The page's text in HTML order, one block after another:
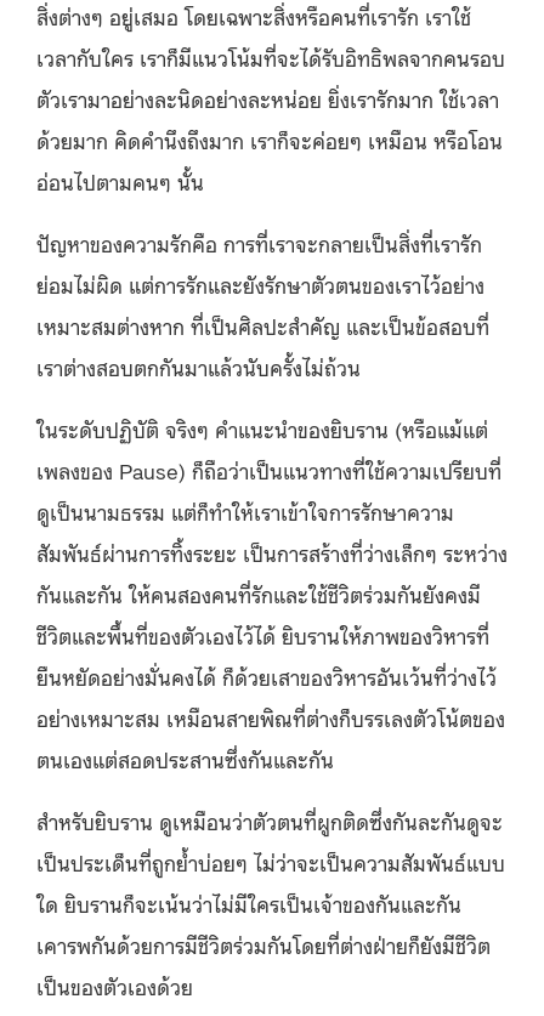
สิ่งต่างๆ อยู่เสมอ โดยเฉพาะสิ่งหรือคนที่เรารัก เราใช้
เวลากับใคร เราก็มีแนวโน้มที่จะได้รับอิทธิพลจากคนรอบ
ตัวเรามาอย่างละนิดอย่างละหน่อย ยิ่งเรารักมาก ใช้เวลา
ด้วยมาก คิดคำนึงถึงมาก เราก็จะค่อยๆ เหมือน หรือโอน
อ่อนไปตามคนๆ นั้น
ปัญหาของความรักคือ การที่เราจะกลายเป็นสิ่งที่เรารัก
ย่อมไม่ผิด แต่การรักและยังรักษาตัวตนของเราไว้อย่าง
เหมาะสมต่างหาก ที่เป็นศิลปะสำคัญ และเป็นข้อสอบที่
เราต่างสอบตกกันมาแล้วนับครั้งไม่ถ้วน
ในระดับปฏิบัติ จริงๆ คำแนะนำของยิบราน (หรือแม้แต่
เพลงของ Pause) ก็ถือว่าเป็นแนวทางที่ใช้ความเปรียบที่
ดูเป็นนามธรรม แต่ก็ทำให้เราเข้าใจการรักษาความ
สัมพันธ์ผ่านการทิ้งระยะ เป็นการสร้างที่ว่างเล็กๆ ระหว่าง
กันและกัน ให้คนสองคนที่รักและใช้ชีวิตร่วมกันยังคงมี
ชีวิตและพื้นที่ของตัวเองไว้ได้ ยิบรานให้ภาพของวิหารที่
ยืนหยัดอย่างมั่นคงได้ ก็ด้วยเสาของวิหารอันเว้นที่ว่างไว้
อย่างเหมาะสม เหมือนสายพิณที่ต่างก็บรรเลงตัวโน้ตของ
ตนเองแต่สอดประสานซึ่งกันและกัน
สำหรับยิบราน ดูเหมือนว่าตัวตนที่ผูกติดซึ่งกันละกันดูจะ
เป็นประเด็นที่ถูกย้ำบ่อยๆ ไม่ว่าจะเป็นความสัมพันธ์แบบ
ใด ยิบรานก็จะเน้นว่าไม่มีใครเป็นเจ้าของกันและกัน
เคารพกันด้วยการมีชีวิตร่วมกันโดยที่ต่างฝ่ายก็ยังมีชีวิต
เป็นของตัวเองด้วย